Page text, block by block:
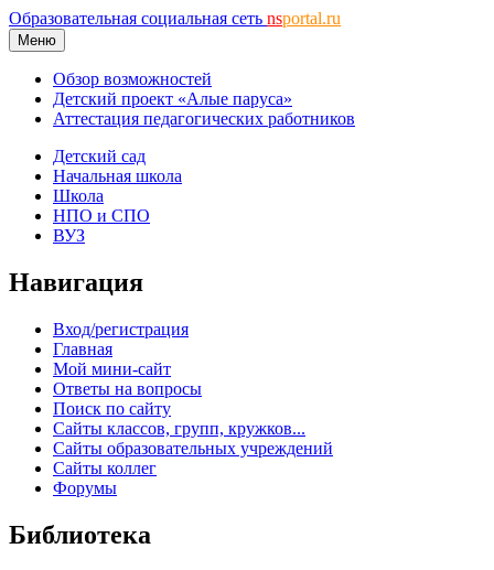
Образовательная социальная сеть nsportal.ru
Меню
Обзор возможностей
Детский проект «Алые паруса»
Аттестация педагогических работников
Детский сад
Начальная школа
Школа
НПО и СПО
ВУЗ
Навигация
Вход/регистрация
Главная
Мой мини-сайт
Ответы на вопросы
Поиск по сайту
Сайты классов, групп, кружков...
Сайты образовательных учреждений
Сайты коллег
Форумы
Библиотека